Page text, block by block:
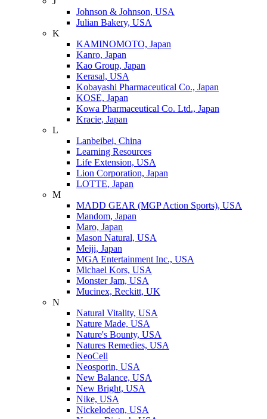
Johnson & Johnson, USA
Julian Bakery, USA
K
KAMINOMOTO, Japan
Kanro, Japan
Kao Group, Japan
Kerasal, USA
Kobayashi Pharmaceutical Co., Japan
KOSE, Japan
Kowa Pharmaceutical Co. Ltd., Japan
Kracie, Japan
L
Lanbeibei, China
Learning Resources
Life Extension, USA
Lion Corporation, Japan
LOTTE, Japan
M
MADD GEAR (MGP Action Sports), USA
Mandom, Japan
Maro, Japan
Mason Natural, USA
Meiji, Japan
MGA Entertainment Inc., USA
Michael Kors, USA
Monster Jam, USA
Mucinex, Reckitt, UK
N
Natural Vitality, USA
Nature Made, USA
Nature's Bounty, USA
Natures Remedies, USA
NeoCell
Neosporin, USA
New Balance, USA
New Bright, USA
Nike, USA
Niсkelodeon, USA